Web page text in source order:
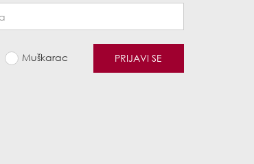
Muškarac PRIJAVI SE